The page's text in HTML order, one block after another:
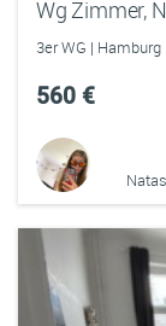
Wg Zimmer,
3er WG |
560 €